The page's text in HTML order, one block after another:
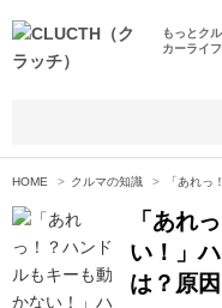
もっとク
カーライ
HOME クルマの知識 「あれ
「あれ
い！」
は？原